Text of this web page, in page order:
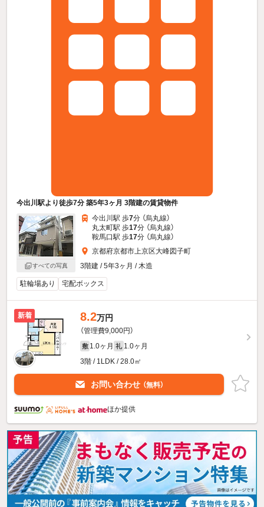
今出川駅より徒歩7分 築5年3ヶ月 3階建の賃貸物件
すべての写真
今出川駅 歩7分 （烏丸線）
丸太町駅 歩17分 （烏丸線）
鞍馬口駅 歩17分 （烏丸線）
京都府京都市上京区大峰図子町
3階建 / 5年3ヶ月 / 木造
駐輪場あり 宅配ボックス
新着 8.2万円
（管理費9,000円）
敷 1.0ヶ月 礼 1.0ヶ月
3階 / 1LDK / 28.0㎡
お問い合わせ （無料）
ほか提供